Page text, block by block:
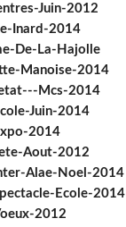
Juin-2012
Inard-2014
De-La-Hajolle
Manoise-2014
Mcs-2014
Juin-2014
2014
Aout-2012
Alae-Noel-2014
Ecole-2014
2012